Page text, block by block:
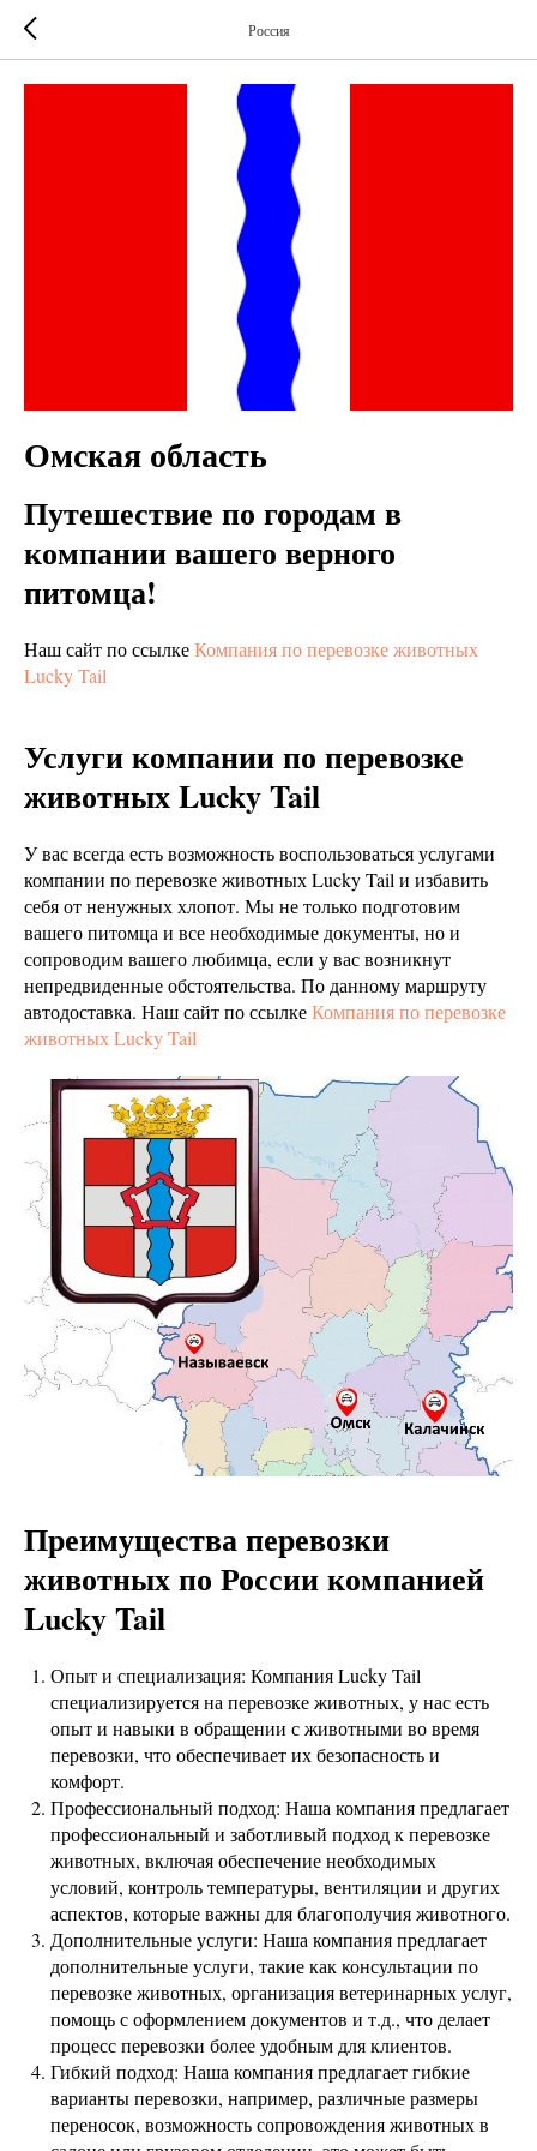
Россия
Омская область
Путешествие по городам в
компании вашего верного
питомца!
Наш сайт по ссылкеКомпания по перевозке животных
Lucky Tail
Услуги компании по перевозке
животных Lucky Tail
У вас всегда есть возможность воспользоваться услугами
компании по перевозке животных Lucky Tail и избавить
себя от ненужных хлопот. Мы не только подготовим
вашего питомца и все необходимые документы, но и
сопроводим вашего любимца, если у вас возникнут
непредвиденные обстоятельства. По данному маршруту
автодоставка. Наш сайт по ссылкеКомпания по перевозке
животных Lucky Tail
Преимущества перевозки
животных по России компанией
Lucky Tail
Опыт и специализация: Компания Lucky Tail
специализируется на перевозке животных, у нас есть
опыт и навыки в обращении с животными во время
перевозки, что обеспечивает их безопасность и
комфорт.
Профессиональный подход: Наша компания предлагает
профессиональный и заботливый подход к перевозке
животных, включая обеспечение необходимых
условий, контроль температуры, вентиляции и других
аспектов, которые важны для благополучия животного.
Дополнительные услуги: Наша компания предлагает
дополнительные услуги, такие как консультации по
перевозке животных, организация ветеринарных услуг,
помощь с оформлением документов и т.д., что делает
процесс перевозки более удобным для клиентов.
Гибкий подход: Наша компания предлагает гибкие
варианты перевозки, например, различные размеры
переносок, возможность сопровождения животных в